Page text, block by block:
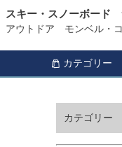
スキー・スノーボード
アウトドア モンベル・
カテゴリー
カテゴリー